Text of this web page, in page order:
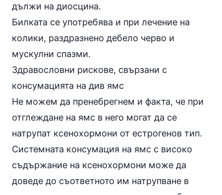
дължи на диосцина.
Билката се употребява и при лечение на
колики, раздразнено дебело черво и
мускулни спазми.
Здравословни рискове, свързани с
консумацията на див ямс
Не можем да пренебрегнем и факта, че при
отглеждане на ямс в него могат да се
натрупат ксенохормони от естрогенов тип.
Системната консумация на ямс с високо
съдържание на ксенохормони може да
доведе до съответното им натрупване в